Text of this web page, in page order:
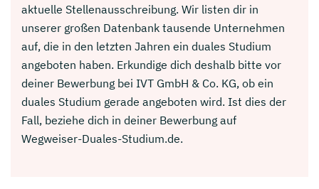
aktuelle Stellenausschreibung. Wir listen dir in
unserer großen Datenbank tausende Unternehmen
auf, die in den letzten Jahren ein duales Studium
angeboten haben. Erkundige dich deshalb bitte vor
deiner Bewerbung bei IVT GmbH & Co. KG, ob ein
duales Studium gerade angeboten wird. Ist dies der
Fall, beziehe dich in deiner Bewerbung auf
Wegweiser-Duales-Studium.de.